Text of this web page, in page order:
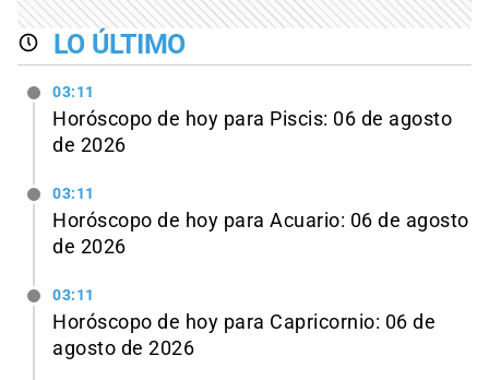
LO ÚLTIMO
03:11
Horóscopo de hoy para Piscis: 06 de agosto
de 2026
03:11
Horóscopo de hoy para Acuario: 06 de agosto
de 2026
03:11
Horóscopo de hoy para Capricornio: 06 de
agosto de 2026